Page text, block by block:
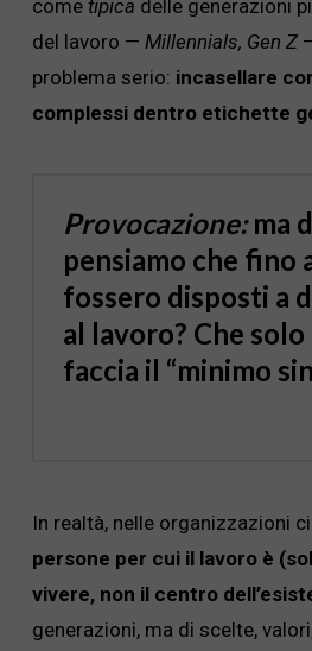
come tipica delle generazioni
del lavoro — Millennials, Gen Z
problema serio: incasellare
complessi dentro etichette
Provocazione:ma
pensiamo che fino
fossero disposti a
al lavoro? Che solo
faccia il “minimo
In realtà, nelle organizzazioni
persone per cui il lavoro è
vivere, non il centro
generazioni, ma di scelte,